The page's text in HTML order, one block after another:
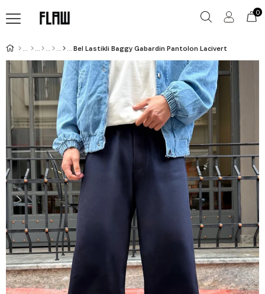
0
Bel Lastikli Baggy Gabardin Pantolon Lacivert